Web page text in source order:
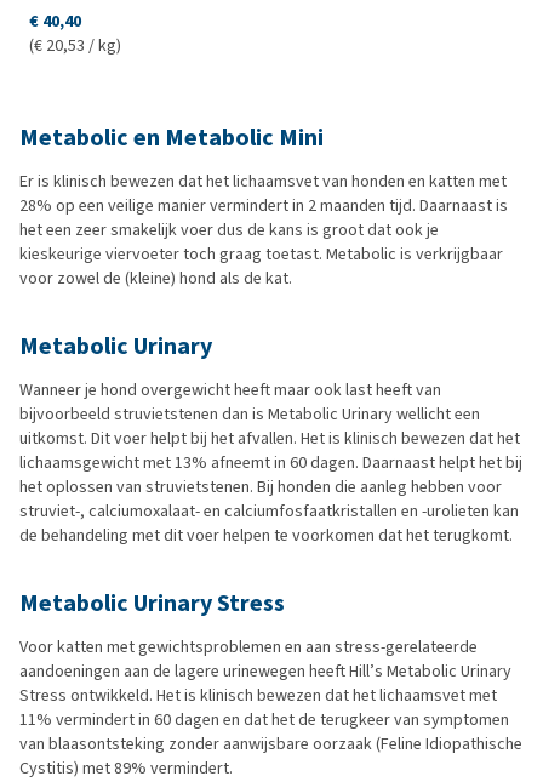
€ 40,40
(€ 20,53 / kg)
Metabolic en Metabolic Mini
Er is klinisch bewezen dat het lichaamsvet van honden en katten met
28% op een veilige manier vermindert in 2 maanden tijd. Daarnaast is
het een zeer smakelijk voer dus de kans is groot dat ook je
kieskeurige viervoeter toch graag toetast. Metabolic is verkrijgbaar
voor zowel de (kleine) hond als de kat.
Metabolic Urinary
Wanneer je hond overgewicht heeft maar ook last heeft van
bijvoorbeeld struvietstenen dan is Metabolic Urinary wellicht een
uitkomst. Dit voer helpt bij het afvallen. Het is klinisch bewezen dat het
lichaamsgewicht met 13% afneemt in 60 dagen. Daarnaast helpt het bij
het oplossen van struvietstenen. Bij honden die aanleg hebben voor
struviet-, calciumoxalaat- en calciumfosfaatkristallen en -urolieten kan
de behandeling met dit voer helpen te voorkomen dat het terugkomt.
Metabolic Urinary Stress
Voor katten met gewichtsproblemen en aan stress-gerelateerde
aandoeningen aan de lagere urinewegen heeft Hill’s Metabolic Urinary
Stress ontwikkeld. Het is klinisch bewezen dat het lichaamsvet met
11% vermindert in 60 dagen en dat het de terugkeer van symptomen
van blaasontsteking zonder aanwijsbare oorzaak (Feline Idiopathische
Cystitis) met 89% vermindert.